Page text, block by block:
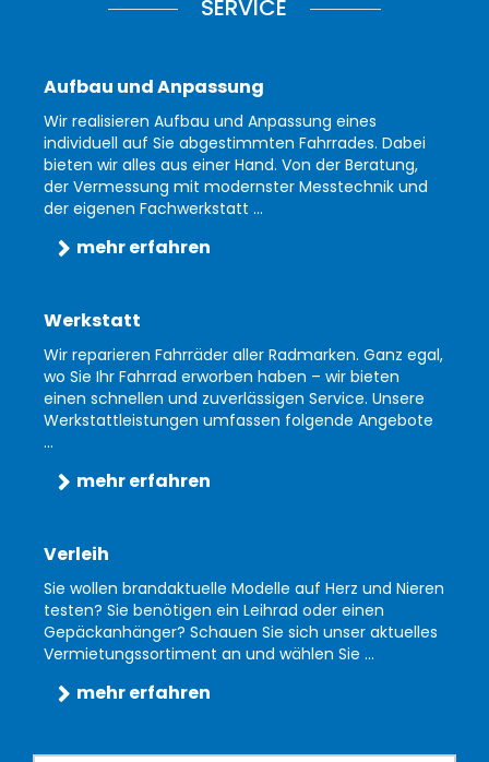
SERVICE
Aufbau und Anpassung
Wir realisieren Aufbau und Anpassung eines
individuell auf Sie abgestimmten Fahrrades. Dabei
bieten wir alles aus einer Hand. Von der Beratung,
der Vermessung mit modernster Messtechnik und
der eigenen Fachwerkstatt ...
mehr erfahren
Werkstatt
Wir reparieren Fahrräder aller Radmarken. Ganz egal,
wo Sie Ihr Fahrrad erworben haben – wir bieten
einen schnellen und zuverlässigen Service. Unsere
Werkstattleistungen umfassen folgende Angebote
...
mehr erfahren
Verleih
Sie wollen brandaktuelle Modelle auf Herz und Nieren
testen? Sie benötigen ein Leihrad oder einen
Gepäckanhänger? Schauen Sie sich unser aktuelles
Vermietungssortiment an und wählen Sie ...
mehr erfahren